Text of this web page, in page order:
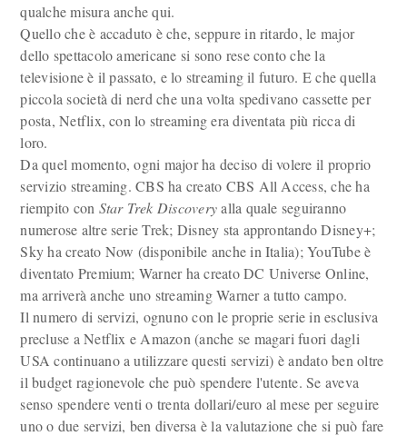
qualche misura anche qui.
Quello che è accaduto è che, seppure in ritardo, le major
dello spettacolo americane si sono rese conto che la
televisione è il passato, e lo streaming il futuro. E che quella
piccola società di nerd che una volta spedivano cassette per
posta, Netflix, con lo streaming era diventata più ricca di
loro.
Da quel momento, ogni major ha deciso di volere il proprio
servizio streaming. CBS ha creato CBS All Access, che ha
riempito con Star Trek Discoveryalla quale seguiranno
numerose altre serie Trek; Disney sta approntando Disney+;
Sky ha creato Now (disponibile anche in Italia); YouTube è
diventato Premium; Warner ha creato DC Universe Online,
ma arriverà anche uno streaming Warner a tutto campo.
Il numero di servizi, ognuno con le proprie serie in esclusiva
precluse a Netflix e Amazon (anche se magari fuori dagli
USA continuano a utilizzare questi servizi) è andato ben oltre
il budget ragionevole che può spendere l'utente. Se aveva
senso spendere venti o trenta dollari/euro al mese per seguire
uno o due servizi, ben diversa è la valutazione che si può fare